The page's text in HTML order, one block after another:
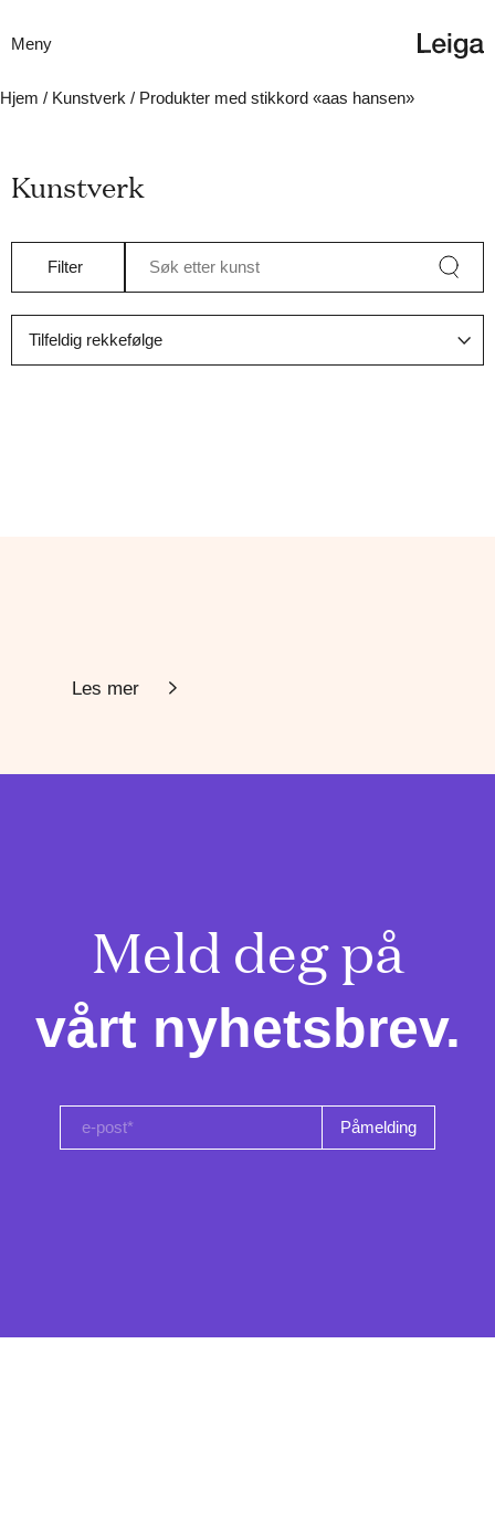
Meny
Hjem / Kunstverk / Produkter med stikkord «aas hansen»
Kunstverk
Filter Søk etter kunst
Les mer
Meld deg på
vårt nyhetsbrev.
e-post*